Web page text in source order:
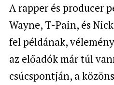
A rapper és producer
Wayne, T-Pain, és
fel példának,
az előadók már túl
csúcspontján, a